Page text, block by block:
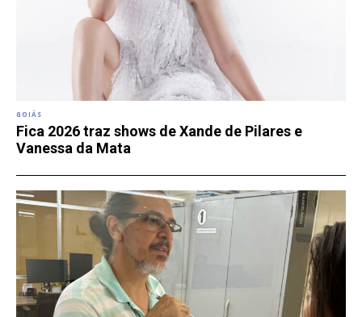
GOIÁS
Fica 2026 traz shows de Xande de Pilares e
Vanessa da Mata